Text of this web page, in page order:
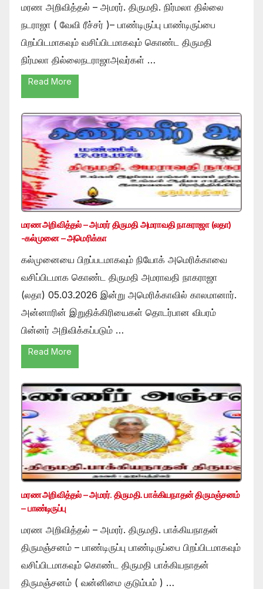
மரண அறிவித்தல் – அமரர். திருமதி. நிர்மலா தில்லை
நடராஜா ( வேவி ரீச்சர் )– பாண்டிருப்பு பாண்டிருப்பை
பிறப்பிடமாகவும் வசிப்பிடமாகவும் கொண்ட திருமதி
நிர்மலா தில்லைநடராஜாஅவர்கள் …
Read More
மரண அறிவித்தல் – அமரர் திருமதி அமராவதி நாகராஜா (லதா)
-கல்முனை – அமெரிக்கா
கல்முனையை பிறப்படமாகவும் நியோக் அமெரிக்காவை
வசிப்பிடமாக கொண்ட திருமதி அமராவதி நாகராஜா
(லதா) 05.03.2026 இன்று அமெரிக்காவில் காலமானார்.
அன்னாரின் இறுதிக்கிரியைகள் தொடர்பான விபரம்
பின்னர் அறிவிக்கப்படும் …
Read More
மரண அறிவித்தல் – அமரர். திருமதி. பாக்கியநாதன் திருமஞ்சனம்
– பாண்டிருப்பு
மரண அறிவித்தல் – அமரர். திருமதி. பாக்கியநாதன்
திருமஞ்சனம் – பாண்டிருப்பு பாண்டிருப்பை பிறப்பிடமாகவும்
வசிப்பிடமாகவும் கொண்ட திருமதி பாக்கியநாதன்
திருமஞ்சனம் ( வன்னிமை குடும்பம் ) …